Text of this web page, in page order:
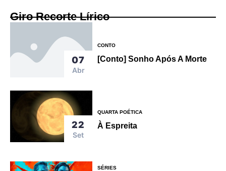
Giro Recorte Lírico
07
Abr
CONTO
[Conto] Sonho Após A Morte
22
Set
QUARTA POÉTICA
À Espreita
SÉRIES